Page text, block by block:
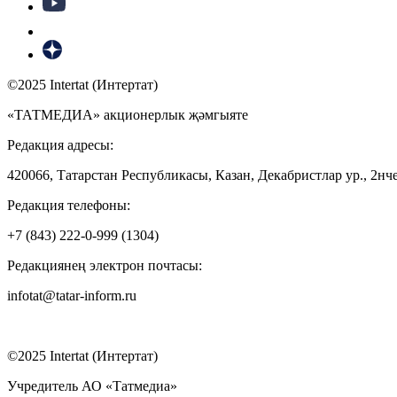
©2025 Intertat (Интертат)
«ТАТМЕДИА» акционерлык җәмгыяте
Редакция адресы:
420066, Татарстан Республикасы, Казан, Декабристлар ур.,
Редакция телефоны:
+7 (843) 222-0-999 (1304)
Редакциянең электрон почтасы:
infotat@tatar-inform.ru
©2025 Intertat (Интертат)
Учредитель АО «Татмедиа»